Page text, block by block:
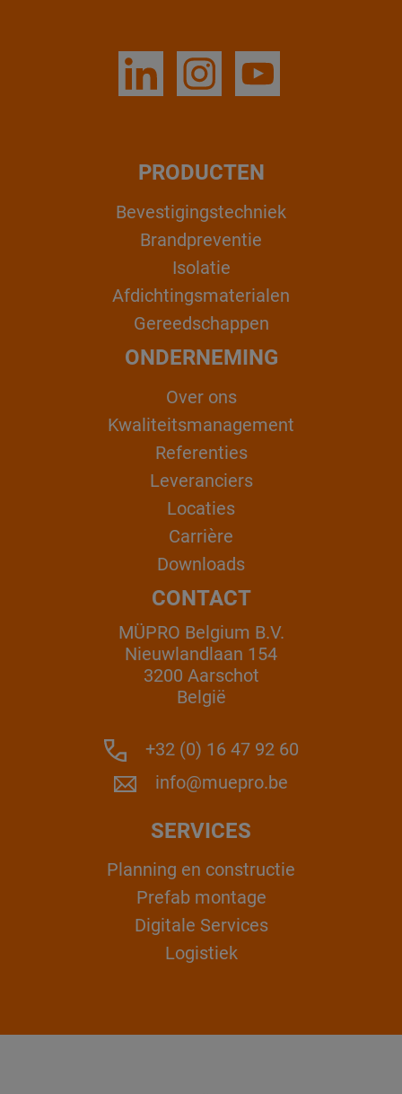
PRODUCTEN
Bevestigingstechniek
Brandpreventie
Isolatie
Afdichtingsmaterialen
Gereedschappen
ONDERNEMING
Over ons
Kwaliteitsmanagement
Referenties
Leveranciers
Locaties
Carrière
Downloads
CONTACT
MÜPRO Belgium B.V.
Nieuwlandlaan 154
3200 Aarschot
België
+32 (0) 16 47 92 60
info@muepro.be
SERVICES
Planning en constructie
Prefab montage
Digitale Services
Logistiek